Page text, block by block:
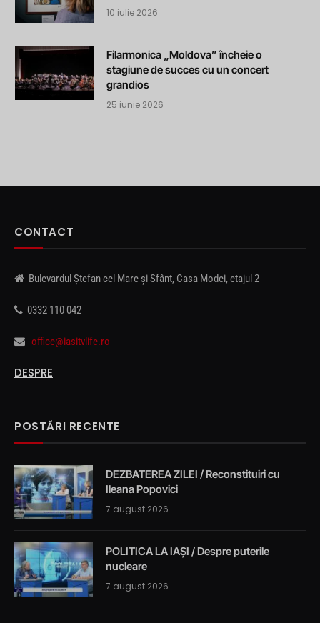
10 iulie 2026
Filarmonica „Moldova” încheie o
stagiune de succes cu un concert
grandios
25 iunie 2026
CONTACT
Bulevardul Ștefan cel Mare și Sfânt, Casa Modei, etajul 2
0332 110 042
office@iasitvlife.ro
DESPRE
POSTĂRI RECENTE
DEZBATEREA ZILEI / Reconstituiri cu
Ileana Popovici
7 august 2026
POLITICA LA IAȘI / Despre puterile
nucleare
7 august 2026